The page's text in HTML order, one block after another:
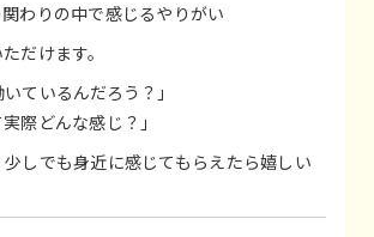
わりの中で感じるやりがい
だけます。
ているんだろう？」
際どんな感じ？」
しでも身近に感じてもらえたら嬉しい